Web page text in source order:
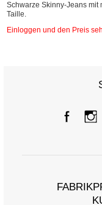
Schwarze Skinny-Jeans mit
Taille.
Einloggen und den Preis